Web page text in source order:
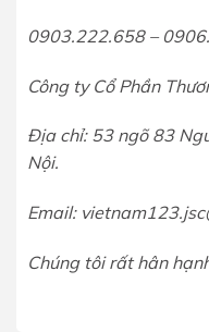
0903.222.658 –
Công ty Cổ Phần
Địa chỉ: 53 ngõ 83
Nội.
Email:
Chúng tôi rất hân